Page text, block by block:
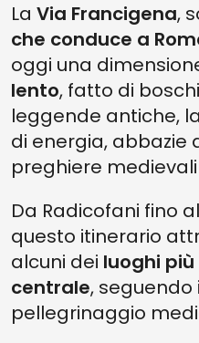
TAPPA 4. MONTEFIASCONE →
PAPI
TAPPA 5. VITERBO → VETRALLA:
NASCOSTI
TAPPA 6: VETRALLA → SUTRI: LA
TAPPA 7. SUTRI → CAMPAGNANO
TAPPA 8. CAMPAGNANO DI
TAPPA 10. ROMA → CASTEL
LE 10 TAPPE DEL CAMMINO
La Via Francigena,
che conduce a
oggi una
lento, fatto di
leggende antiche,
di energia, abbazie
preghiere
Da Radicofani fino
questo itinerario
alcuni dei luoghi
centrale,
pellegrinaggio